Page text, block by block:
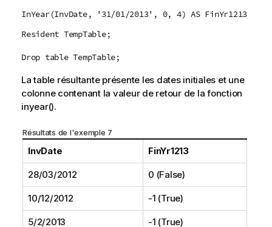
InYear(InvDate, '31/01/2013', 0, 4) AS FinYr1213
Resident TempTable;
Drop table TempTable;
La table résultante présente les dates initiales et une
colonne contenant la valeur de retour de la fonction
inyear().
Résultats de l'exemple 7
InvDate FinYr1213
28/03/2012 0 (False)
10/12/2012 -1 (True)
5/2/2013 -1 (True)